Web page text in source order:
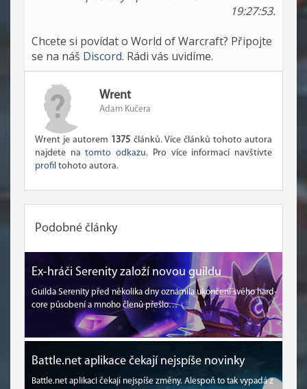
19:27:53.
Chcete si povídat o World of Warcraft? Připojte
se na náš Discord. Rádi vás uvidíme.
Wrent
Adam Kučera
Wrent je autorem 1375 článků. Více článků tohoto autora
najdete natomto odkazu. Pro více informací navštivte
profil tohoto autora.
Podobné články
Ex-hráči Serenity založí novou guildu
Guilda Serenity před několika dny oznámila ukončení svého hard-
core působení a mnoho členů přešlo…
Battle.net aplikace čekají nejspíše novinky
Battle.net aplikaci čekají nejspíše změny. Alespoň to tak vypadá z